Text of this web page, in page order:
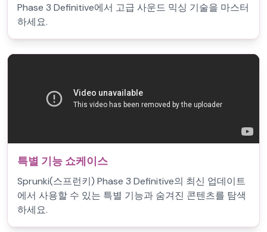
Phase 3 Definitive에서 고급 사운드 믹싱 기술을 마스터
하세요.
특별 기능 쇼케이스
Sprunki(스프런키) Phase 3 Definitive의 최신 업데이트
에서 사용할 수 있는 특별 기능과 숨겨진 콘텐츠를 탐색
하세요.